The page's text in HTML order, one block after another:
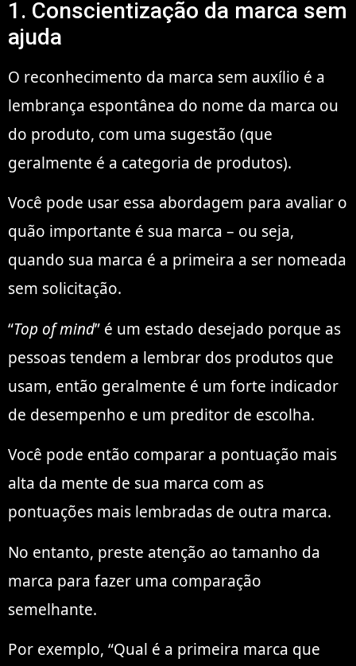
1. Conscientização da marca sem
ajuda
O reconhecimento da marca sem auxílio é a
lembrança espontânea do nome da marca ou
do produto, com uma sugestão (que
geralmente é a categoria de produtos).
Você pode usar essa abordagem para avaliar o
quão importante é sua marca – ou seja,
quando sua marca é a primeira a ser nomeada
sem solicitação.
“Top of mind” é um estado desejado porque as
pessoas tendem a lembrar dos produtos que
usam, então geralmente é um forte indicador
de desempenho e um preditor de escolha.
Você pode então comparar a pontuação mais
alta da mente de sua marca com as
pontuações mais lembradas de outra marca.
No entanto, preste atenção ao tamanho da
marca para fazer uma comparação
semelhante.
Por exemplo, “Qual é a primeira marca que